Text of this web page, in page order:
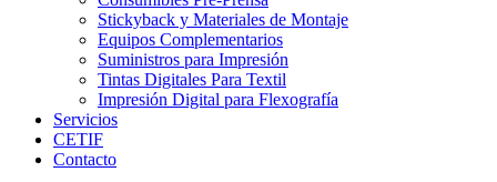
Stickyback y Materiales de Montaje
Equipos Complementarios
Suministros para Impresión
Tintas Digitales Para Textil
Impresión Digital para Flexografía
Servicios
CETIF
Contacto